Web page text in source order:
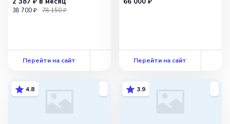
38 700 ₽ 78 150 ₽
Перейти на сайт Перейти на сайт
4.8 3.9